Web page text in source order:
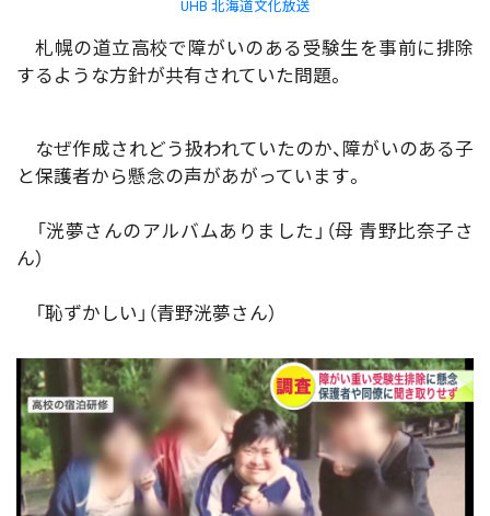
UHB 北海道文化放送
札幌の道立高校で障がいのある受験生を事前に排除
するような方針が共有されていた問題。
なぜ作成されどう扱われていたのか、障がいのある子
と保護者から懸念の声があがっています。
「洸夢さんのアルバムありました」（母 青野比奈子さ
ん）
「恥ずかしい」（青野洸夢さん）